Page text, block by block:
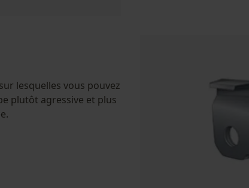
lesquelles vous pouvez
plutôt agressive et plus